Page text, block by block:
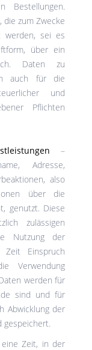
Bestellungen.
die zum Zwecke
werden, sei es
über ein
Daten zu
auch für die
und
Pflichten
–
Adresse,
also
über die
genutzt. Diese
zulässigen
Nutzung der
Einspruch
Verwendung
werden für
sind und für
Abwicklung der
gespeichert.
Zeit, in der